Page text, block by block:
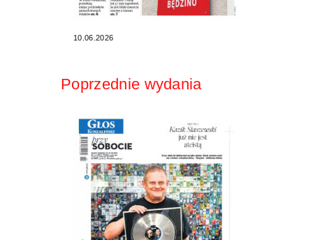
10.06.2026
Poprzednie wydania